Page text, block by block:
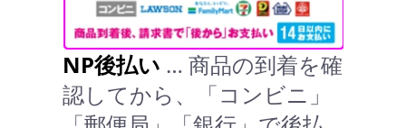
NP後払い … 商品の到着を確
認してから、「コンビニ」